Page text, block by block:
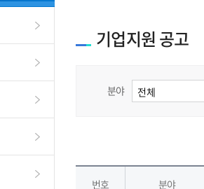
기업지원 공고
분야
번호 분야